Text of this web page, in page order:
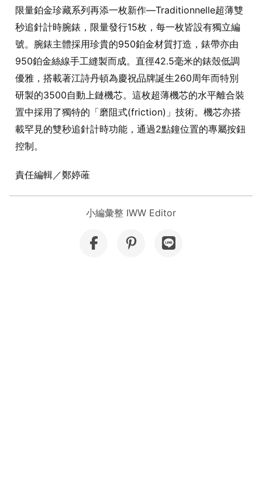
限量鉑金珍藏系列再添一枚新作—Traditionnelle超薄雙
秒追針計時腕錶，限量發行15枚，每一枚皆設有獨立編
號。腕錶主體採用珍貴的950鉑金材質打造，錶帶亦由
950鉑金絲線手工縫製而成。直徑42.5毫米的錶殼低調
優雅，搭載著江詩丹頓為慶祝品牌誕生260周年而特別
研製的3500自動上鏈機芯。這枚超薄機芯的水平離合裝
置中採用了獨特的「磨阻式(friction)」技術。機芯亦搭
載罕見的雙秒追針計時功能，通過2點鐘位置的專屬按鈕
控制。
責任編輯／鄭婷蓶
小編彙整 IWW Editor